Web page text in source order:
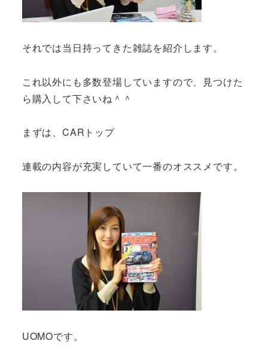
それでは当日持ってきた雑誌を紹介します。
これ以外にも多数登場していますので、見つけた
ら購入して下さいね＾＾
まずは、CARトップ
連載の内容が充実していて一番のオススメです。
UOMOです。